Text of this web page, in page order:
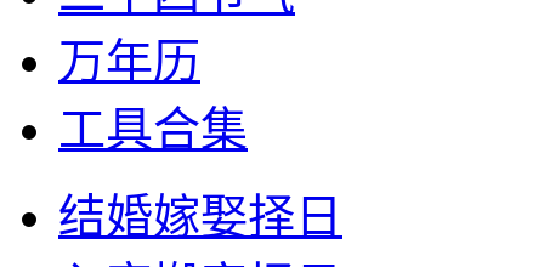
万年历
工具合集
结婚嫁娶择日